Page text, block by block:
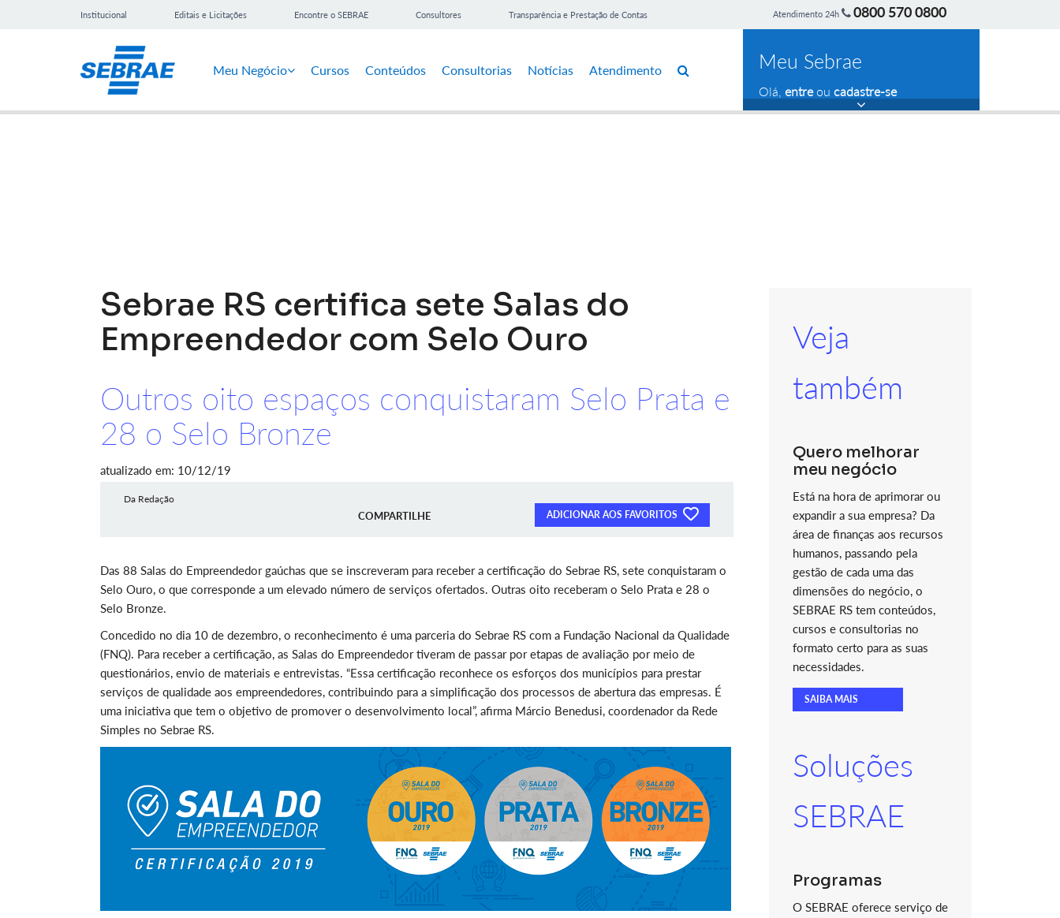
Institucional Editais e Licitações Encontre o SEBRAE Consultores Transparência e Prestação de Contas Atendimento 24h 0800 570 0800
Meu Negócio Cursos Conteúdos Consultorias Notícias Atendimento Meu Sebrae
Olá, entreou cadastre-se
Sebrae RS certifica sete Salas do
Empreendedor com Selo Ouro
Outros oito espaços conquistaram Selo Prata e
28 o Selo Bronze
atualizado em: 10/12/19
Da Redação
COMPARTILHE ADICIONAR AOS FAVORITOS
Das 88 Salas do Empreendedor gaúchas que se inscreveram para receber a certificação do Sebrae RS, sete conquistaram o
Selo Ouro, o que corresponde a um elevado número de serviços ofertados. Outras oito receberam o Selo Prata e 28 o
Selo Bronze.
Concedido no dia 10 de dezembro, o reconhecimento é uma parceria do Sebrae RS com a Fundação Nacional da Qualidade
(FNQ). Para receber a certificação, as Salas do Empreendedor tiveram de passar por etapas de avaliação por meio de
questionários, envio de materiais e entrevistas. “Essa certificação reconhece os esforços dos municípios para prestar
serviços de qualidade aos empreendedores, contribuindo para a simplificação dos processos de abertura das empresas. É
uma iniciativa que tem o objetivo de promover o desenvolvimento local”, afirma Márcio Benedusi, coordenador da Rede
Simples no Sebrae RS.
Veja
também
Quero melhorar
meu negócio
Está na hora de aprimorar ou
expandir a sua empresa? Da
área de finanças aos recursos
humanos, passando pela
gestão de cada uma das
dimensões do negócio, o
SEBRAE RS tem conteúdos,
cursos e consultorias no
formato certo para as suas
necessidades.
SAIBA MAIS
Soluções
SEBRAE
Programas
O SEBRAE oferece serviço de